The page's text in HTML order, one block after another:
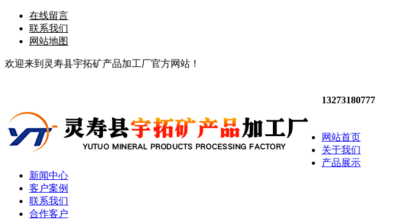
在线留言
联系我们
网站地图
欢迎来到灵寿县宇拓矿产品加工厂官方网站！
13273180777
网站首页
关于我们
产品展示
新闻中心
客户案例
联系我们
合作客户